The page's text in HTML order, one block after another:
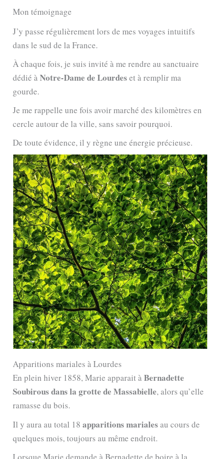
Mon témoignage
J’y passe régulièrement lors de mes voyages intuitifs
dans le sud de la France.
À chaque fois, je suis invité à me rendre au sanctuaire
dédié àNotre-Dame de Lourdes et à remplir ma
gourde.
Je me rappelle une fois avoir marché des kilomètres en
cercle autour de la ville, sans savoir pourquoi.
De toute évidence, il y règne une énergie précieuse.
Apparitions mariales à Lourdes
En plein hiver 1858, Marie apparait àBernadette
Soubirous dans la grotte de Massabielle, alors qu’elle
ramasse du bois.
Il y aura au total 18apparitions mariales au cours de
quelques mois, toujours au même endroit.
Lorsque Marie demande à Bernadette de boire à la